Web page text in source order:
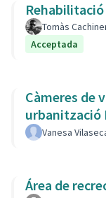
Rehabilitació
Tomàs
Acceptada
Càmeres de
urbanització
Vanesa
Área de